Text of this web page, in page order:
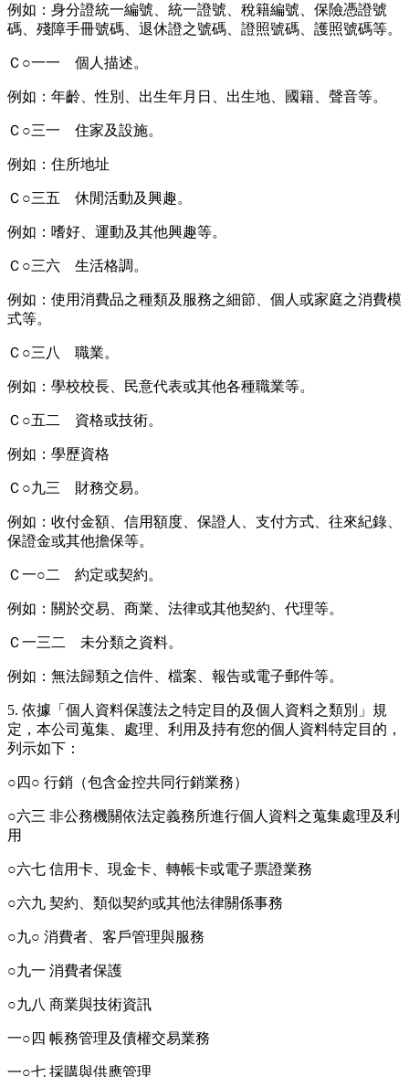
例如：身分證統一編號、統一證號、稅籍編號、保險憑證號
碼、殘障手冊號碼、退休證之號碼、證照號碼、護照號碼等。
Ｃ○一一 個人描述。
例如：年齡、性別、出生年月日、出生地、國籍、聲音等。
Ｃ○三一 住家及設施。
例如：住所地址
Ｃ○三五 休閒活動及興趣。
例如：嗜好、運動及其他興趣等。
Ｃ○三六 生活格調。
例如：使用消費品之種類及服務之細節、個人或家庭之消費模
式等。
Ｃ○三八 職業。
例如：學校校長、民意代表或其他各種職業等。
Ｃ○五二 資格或技術。
例如：學歷資格
Ｃ○九三 財務交易。
例如：收付金額、信用額度、保證人、支付方式、往來紀錄、
保證金或其他擔保等。
Ｃ一○二 約定或契約。
例如：關於交易、商業、法律或其他契約、代理等。
Ｃ一三二 未分類之資料。
例如：無法歸類之信件、檔案、報告或電子郵件等。
5. 依據「個人資料保護法之特定目的及個人資料之類別」規
定，本公司蒐集、處理、利用及持有您的個人資料特定目的，
列示如下：
○四○ 行銷（包含金控共同行銷業務）
○六三 非公務機關依法定義務所進行個人資料之蒐集處理及利
用
○六七 信用卡、現金卡、轉帳卡或電子票證業務
○六九 契約、類似契約或其他法律關係事務
○九○ 消費者、客戶管理與服務
○九一 消費者保護
○九八 商業與技術資訊
一○四 帳務管理及債權交易業務
一○七 採購與供應管理